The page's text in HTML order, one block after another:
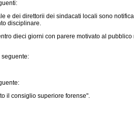
dei direttorii dei sindacati locali sono
disciplinare.
dieci giorni con parere motivato al
il consiglio superiore forense".